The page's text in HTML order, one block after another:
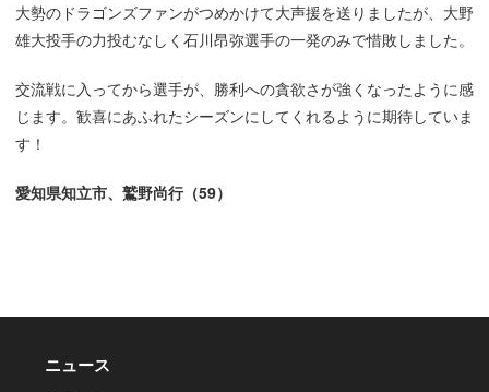
大勢のドラゴンズファンがつめかけて大声援を送りましたが、大野
雄大投手の力投むなしく石川昂弥選手の一発のみで惜敗しました。
交流戦に入ってから選手が、勝利への貪欲さが強くなったように感
じます。歓喜にあふれたシーズンにしてくれるように期待していま
す！
愛知県知立市、鷲野尚行（59）
ニュース